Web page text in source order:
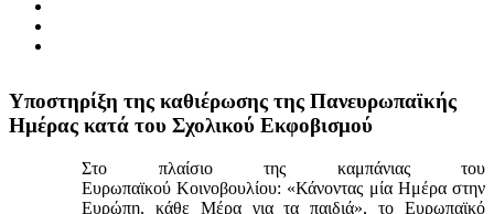
Yποστηρίξη της καθιέρωσης της Πανευρωπαϊκής
Ημέρας κατά του Σχολικού Εκφοβισμού
Στο πλαίσιο της καμπάνιας του
Ευρωπαϊκού Κοινοβουλίου: «Κάνοντας μία Ημέρα στην
Ευρώπη, κάθε Μέρα για τα παιδιά», το Ευρωπαϊκό